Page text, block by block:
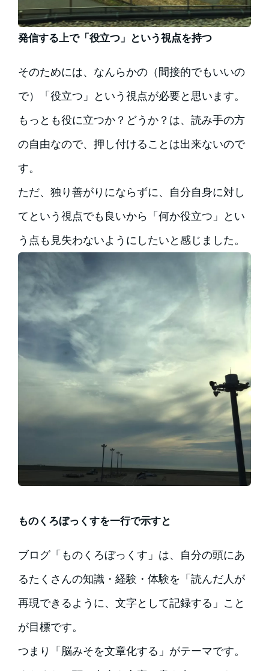
発信する上で「役立つ」という視点を持つ
そのためには、なんらかの（間接的でもいいの
で）「役立つ」という視点が必要と思います。
もっとも役に立つか？どうか？は、読み手の方
の自由なので、押し付けることは出来ないので
す。
ただ、独り善がりにならずに、自分自身に対し
てという視点でも良いから「何か役立つ」とい
う点も見失わないようにしたいと感じました。
ものくろぼっくすを一行で示すと
ブログ「ものくろぼっくす」は、自分の頭にあ
るたくさんの知識・経験・体験を「読んだ人が
再現できるように、文字として記録する」こと
が目標です。
つまり「脳みそを文章化する」がテーマです。